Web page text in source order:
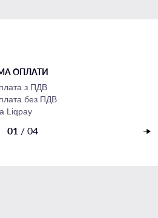
ОПЛАТИ
з ПДВ
без ПДВ
Liqpay
01 / 04